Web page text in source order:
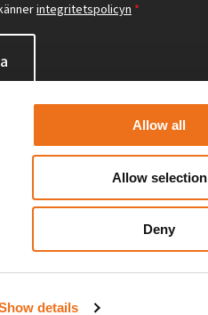
details
Allow all
Allow selection
Deny
integritetspolicyn *